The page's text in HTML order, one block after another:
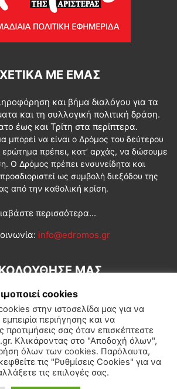
ΜΕ ΕΜΆΣ
και βήμα διαλόγου για τα
και τη συλλογική πολιτική δράση.
έως και Τρίτη στα περίπτερα.
μπορεί να είναι ο Δρόμος του δεύτερου
πρέπει, κατ’ αρχάς, να δώσουμε
Ο Δρόμος πρέπει ενσυνείδητα και
ως συμβολή διεξόδου της
από την καθολική κρίση.
περισσότερα...
info@edromos.gr
ΜΑΣ
Πολιτική Διεθνή Κοινωνία
Αφιερώματα
cookies
στην ιστοσελίδα μας για να
περιήγησης και να
προτιμήσεις σας όταν επισκέπτεστε
Κλικάροντας στο "Αποδοχή όλων",
όλων των cookies. Παρόλαυτα,
τις "Ρυθμίσεις Cookies" για να
τις επιλογές σας.